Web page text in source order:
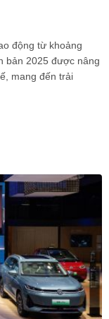
động từ khoảng
bản 2025 được nâng
mang đến trải